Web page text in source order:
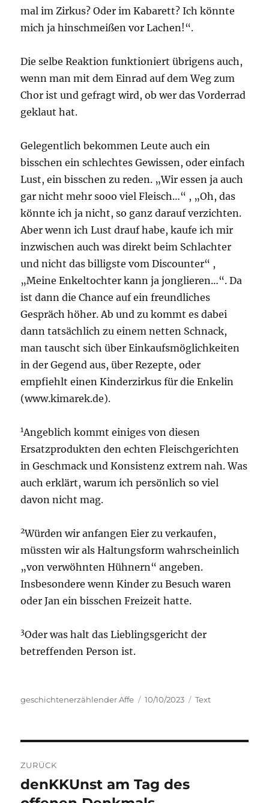
mal im Zirkus? Oder im Kabarett? Ich könnte
mich ja hinschmeißen vor Lachen!“.
Die selbe Reaktion funktioniert übrigens auch,
wenn man mit dem Einrad auf dem Weg zum
Chor ist und gefragt wird, ob wer das Vorderrad
geklaut hat.
Gelegentlich bekommen Leute auch ein
bisschen ein schlechtes Gewissen, oder einfach
Lust, ein bisschen zu reden. „Wir essen ja auch
gar nicht mehr sooo viel Fleisch…“ , „Oh, das
könnte ich ja nicht, so ganz darauf verzichten.
Aber wenn ich Lust drauf habe, kaufe ich mir
inzwischen auch was direkt beim Schlachter
und nicht das billigste vom Discounter“ ,
„Meine Enkeltochter kann ja jonglieren…“. Da
ist dann die Chance auf ein freundliches
Gespräch höher. Ab und zu kommt es dabei
dann tatsächlich zu einem netten Schnack,
man tauscht sich über Einkaufsmöglichkeiten
in der Gegend aus, über Rezepte, oder
empfiehlt einen Kinderzirkus für die Enkelin
(www.kimarek.de).
1Angeblich kommt einiges von diesen
Ersatzprodukten den echten Fleischgerichten
in Geschmack und Konsistenz extrem nah. Was
auch erklärt, warum ich persönlich so viel
davon nicht mag.
2Würden wir anfangen Eier zu verkaufen,
müssten wir als Haltungsform wahrscheinlich
„von verwöhnten Hühnern“ angeben.
Insbesondere wenn Kinder zu Besuch waren
oder Jan ein bisschen Freizeit hatte.
3Oder was halt das Lieblingsgericht der
betreffenden Person ist.
Autor
geschichtenerzählender Affe
Veröffentlicht
10/10/2023 Kategorien
Text
ZURÜCK
Vorheriger
Beitrag:
denKKUnst am Tag des